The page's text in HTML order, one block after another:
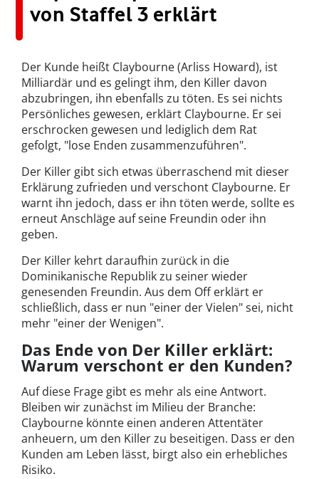
von Staffel 3 erklärt
Der Kunde heißt Claybourne (Arliss Howard), ist
Milliardär und es gelingt ihm, den Killer davon
abzubringen, ihn ebenfalls zu töten. Es sei nichts
Persönliches gewesen, erklärt Claybourne. Er sei
erschrocken gewesen und lediglich dem Rat
gefolgt, "lose Enden zusammenzuführen".
Der Killer gibt sich etwas überraschend mit dieser
Erklärung zufrieden und verschont Claybourne. Er
warnt ihn jedoch, dass er ihn töten werde, sollte es
erneut Anschläge auf seine Freundin oder ihn
geben.
Der Killer kehrt daraufhin zurück in die
Dominikanische Republik zu seiner wieder
genesenden Freundin. Aus dem Off erklärt er
schließlich, dass er nun "einer der Vielen" sei, nicht
mehr "einer der Wenigen".
Das Ende von Der Killer erklärt:
Warum verschont er den Kunden?
Auf diese Frage gibt es mehr als eine Antwort.
Bleiben wir zunächst im Milieu der Branche:
Claybourne könnte einen anderen Attentäter
anheuern, um den Killer zu beseitigen. Dass er den
Kunden am Leben lässt, birgt also ein erhebliches
Risiko.